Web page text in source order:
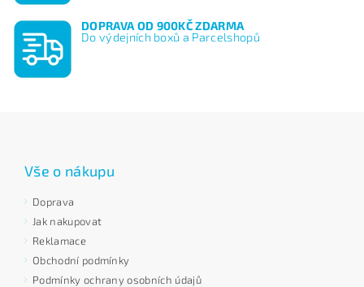
DOPRAVA OD 900KČ ZDARMA
Do výdejních boxů a Parcelshopů
Vše o nákupu
Doprava
Jak nakupovat
Reklamace
Obchodní podmínky
Podmínky ochrany osobních údajů